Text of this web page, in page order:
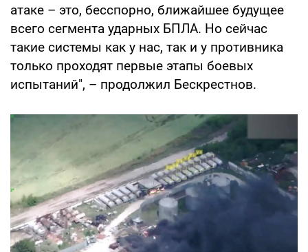
атаке – это, бесспорно, ближайшее будущее
всего сегмента ударных БПЛА. Но сейчас
такие системы как у нас, так и у противника
только проходят первые этапы боевых
испытаний", – продолжил Бескрестнов.